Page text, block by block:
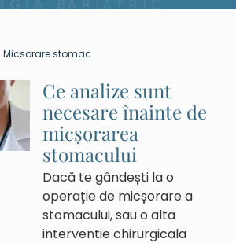
Micsorare stomac
Ce analize sunt
necesare înainte de
micșorarea
stomacului
Dacă te gândești la o
operație de micșorare a
stomacului, sau o alta
interventie chirurgicala